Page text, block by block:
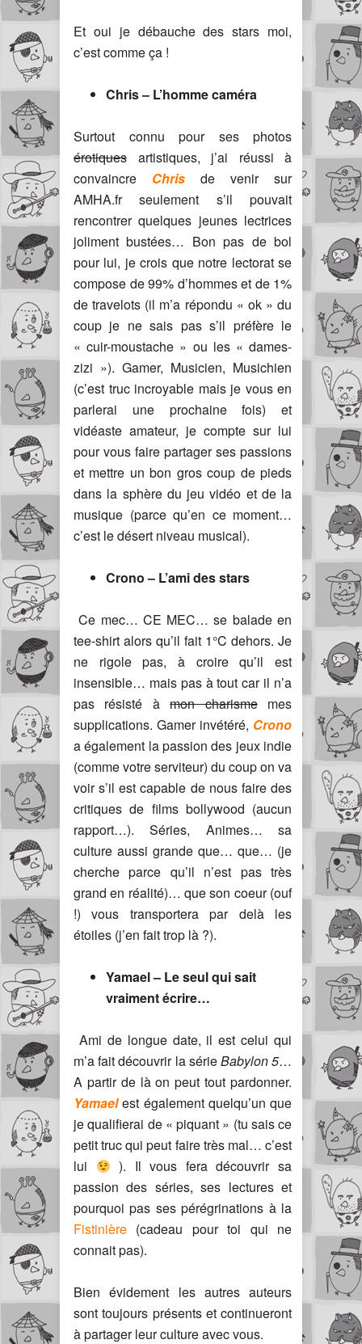
Et oui je débauche des stars moi,
c’est comme ça !
Chris – L’homme caméra
Surtout connu pour ses photos
érotiques artistiques, j’ai réussi à
convaincre Chris de venir sur
AMHA.fr seulement s’il pouvait
rencontrer quelques jeunes lectrices
joliment bustées… Bon pas de bol
pour lui, je crois que notre lectorat se
compose de 99% d’hommes et de 1%
de travelots (il m’a répondu « ok » du
coup je ne sais pas s’il préfère le
« cuir-moustache » ou les « dames-
zizi »). Gamer, Musicien, Musichien
(c’est truc incroyable mais je vous en
parlerai une prochaine fois) et
vidéaste amateur, je compte sur lui
pour vous faire partager ses passions
et mettre un bon gros coup de pieds
dans la sphère du jeu vidéo et de la
musique (parce qu’en ce moment…
c’est le désert niveau musical).
Crono – L’ami des stars
Ce mec… CE MEC… se balade en
tee-shirt alors qu’il fait 1°C dehors. Je
ne rigole pas, à croire qu’il est
insensible… mais pas à tout car il n’a
pas résisté àmon charismemes
supplications. Gamer invétéré, Crono
a également la passion des jeux indie
(comme votre serviteur) du coup on va
voir s’il est capable de nous faire des
critiques de films bollywood (aucun
rapport…). Séries, Animes… sa
culture aussi grande que… que… (je
cherche parce qu’il n’est pas très
grand en réalité)… que son coeur (ouf
!) vous transportera par delà les
étoiles (j’en fait trop là ?).
Yamael – Le seul qui sait
vraiment écrire…
Ami de longue date, il est celui qui
m’a fait découvrir la sérieBabylon 5…
A partir de là on peut tout pardonner.
Yamaelest également quelqu’un que
je qualifierai de « piquant » (tu sais ce
petit truc qui peut faire très mal… c’est
lui
). Il vous fera découvrir sa
passion des séries, ses lectures et
pourquoi pas ses pérégrinations à la
Fistinière (cadeau pour toi qui ne
connait pas).
Bien évidement les autres auteurs
sont toujours présents et continueront
à partager leur culture avec vous.